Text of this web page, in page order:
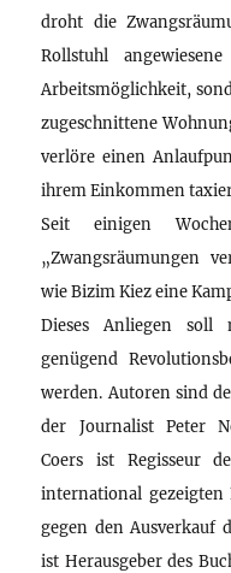
droht die
Rollstuhl
Arbeitsmöglichkeit,
zugeschnittene
verlöre einen
ihrem Einkommen
Seit einigen
„Zwangsräumungen
wie Bizim Kiez eine
Dieses Anliegen
genügend
werden. Autoren sind
der Journalist Peter
Coers ist Regisseur
international gezeigten
gegen den Ausverkauf
ist Herausgeber des